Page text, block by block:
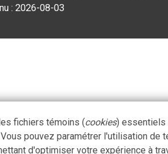
:2026-08-03
fichiers témoins (cookies) essentiels
pouvez paramétrer l'utilisation de
d'optimiser votre expérience à